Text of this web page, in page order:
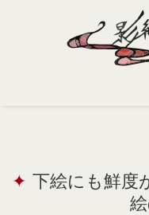
Portfolio
下絵にも鮮度